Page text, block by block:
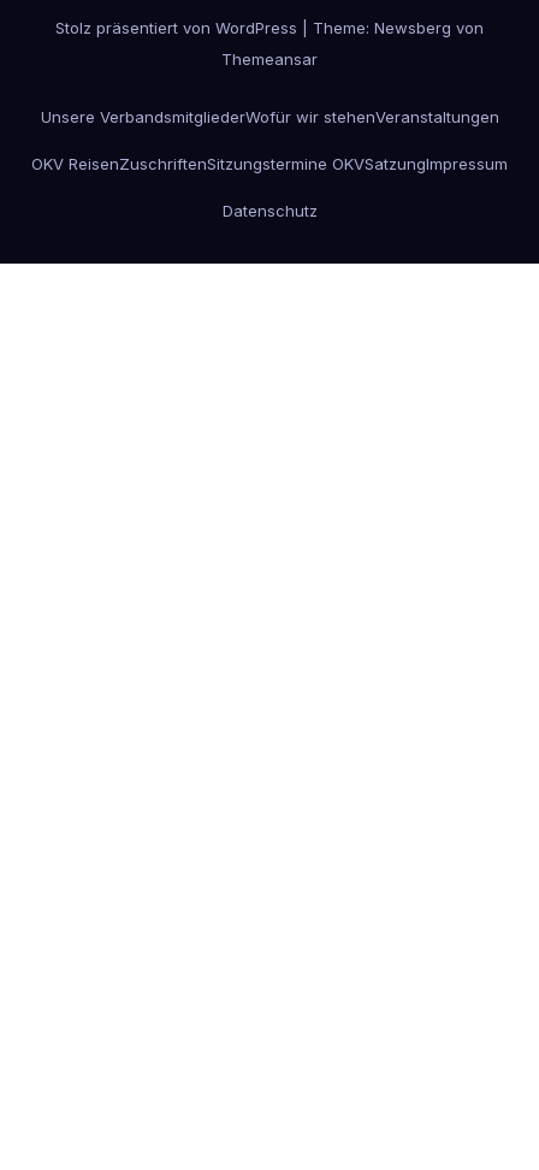
Stolz präsentiert von WordPress Theme: Newsberg von
Themeansar
Unsere VerbandsmitgliederWofür wir stehenVeranstaltungen
OKV ReisenZuschriftenSitzungstermine OKVSatzungImpressum
Datenschutz